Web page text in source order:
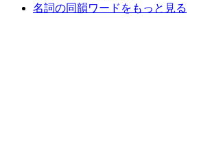
名詞の同韻ワードをもっと見る